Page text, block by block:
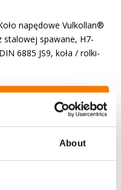
About
napędowe Vulkollan®
spawane, H7-
6885 JS9, koła / rolki-